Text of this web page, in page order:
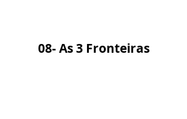
08- As 3 Fronteiras